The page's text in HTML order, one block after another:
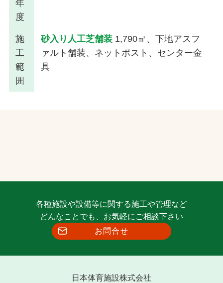
年
度
施
工
範
囲
砂入り人工芝舗装 1,790㎡、下地アスフ
ァルト舗装、ネットポスト、センター金
具
各種施設や設備等に関する施工や管理など
どんなことでも、お気軽にご相談下さい
お問合せ
日本体育施設株式会社